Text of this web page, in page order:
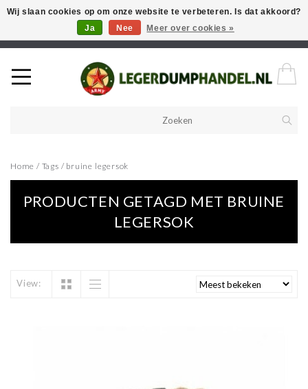
Welkom in onze webshop! Als u een product zoekt en deze niet kan
vinden in de webwinkel, neem vooral contact op!
Home / Tags / bruine legersok
PRODUCTEN GETAGD MET BRUINE
LEGERSOK
View:
Wij slaan cookies op om onze website te verbeteren. Is dat akkoord?
Ja
Nee Meer over cookies »